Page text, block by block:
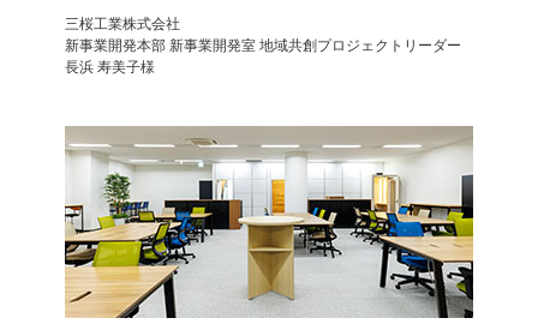
メッシュチェア
エルゴヒューマン プロ2
オフィスチェア
オカムラ
三桜工業株式会社
新事業開発本部 新事業開発室 地域共創プロジェクトリーダー
長浜 寿美子様